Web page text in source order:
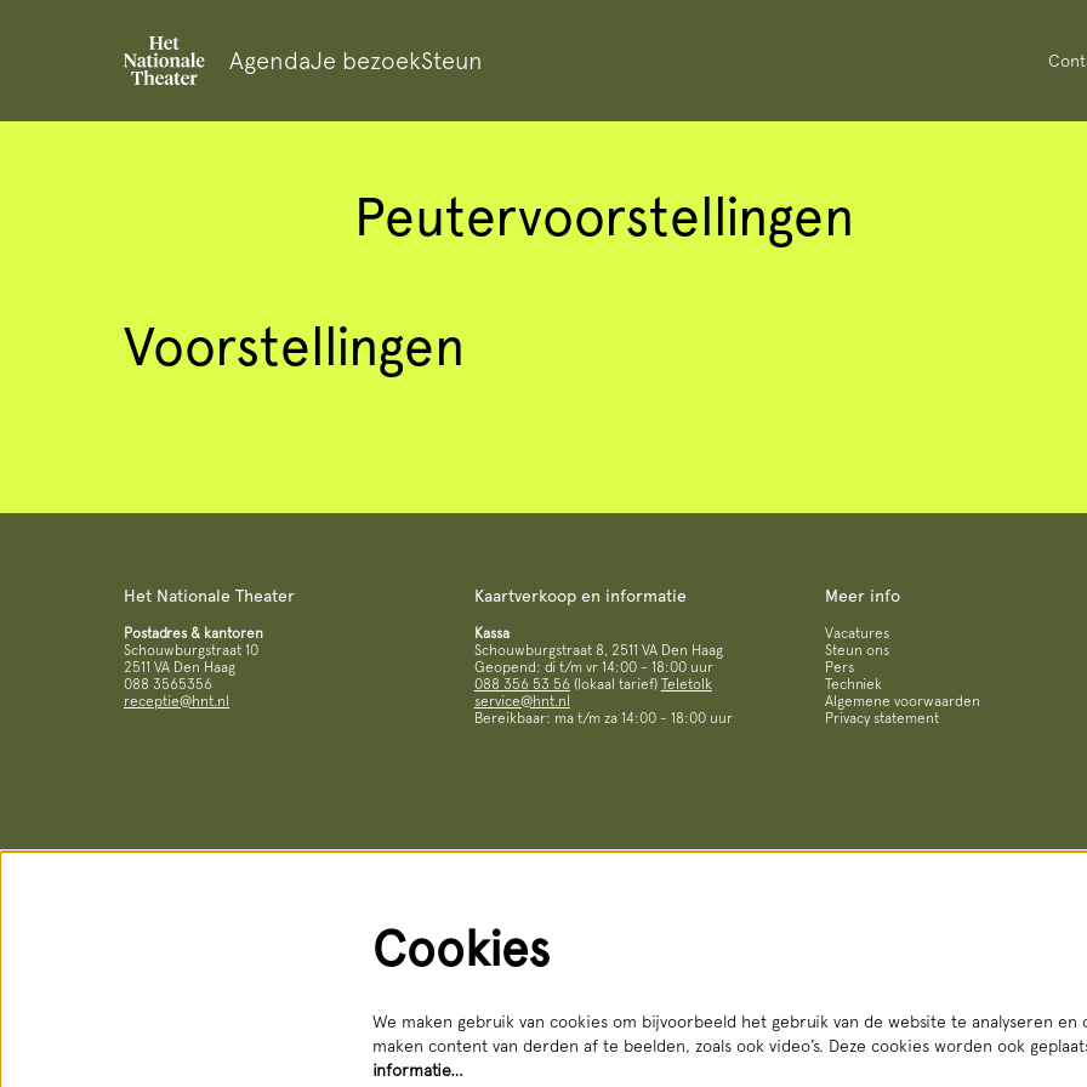
AgendaJe bezoekSteun
Peutervoorstellingen
Voorstellingen
Het Nationale Theater
Postadres & kantoren
Schouwburgstraat 10
2511 VA Den Haag
088 3565356
receptie@hnt.nl
Kaartverkoop en informatie
Kassa
Schouwburgstraat 8, 2511 VA Den Haag
Geopend: di t/m vr 14:00 - 18:00 uur
088 356 53 56 (lokaal tarief) Teletolk
service@hnt.nl
Bereikbaar: ma t/m za 14:00 - 18:00 uur
Meer info
Vacatures
Steun ons
Pers
Techniek
Algemene voorwaarden
Privacy statement
Cookies
We maken gebruik van cookies om bijvoorbeeld het gebruik van de website te analyseren en
maken content van derden af te beelden, zoals ook video’s. Deze cookies worden ook
informatie…